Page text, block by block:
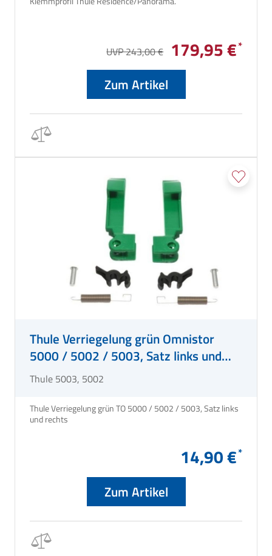
UVP 243,00 € 179,95 €
Zum Artikel
Thule Verriegelung grün Omnistor
5000 / 5002 / 5003, Satz links und
rechts
Thule 5003, 5002
Thule Verriegelung grün TO 5000 / 5002 / 5003, Satz links
14,90 €
Zum Artikel